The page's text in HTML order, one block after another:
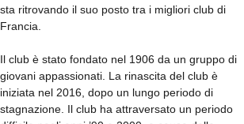
sta ritrovando il suo posto tra i migliori club di
Francia.
Il club è stato fondato nel 1906 da un gruppo di
giovani appassionati. La rinascita del club è
iniziata nel 2016, dopo un lungo periodo di
stagnazione. Il club ha attraversato un periodo